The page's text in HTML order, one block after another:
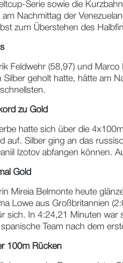
Serie sowie die
Nachmittag der
zum Überstehen des
Feldwehr (58,97) und
geholt hatte, hätte am
zu Gold
hatte sich über die
auf. Silber ging an das
Izotov abfangen können.
Gold
Mireia Belmonte heute
Lowe aus Großbritannien
sich. In 4:24,21 Minuten war
Team nach dem
100m Rücken